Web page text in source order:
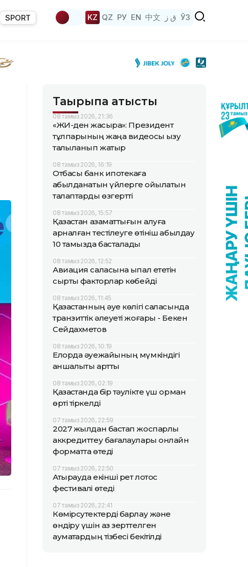
SPORT KZ QZ РУ EN 中文 ق ز ЎЗ
Тақырыпқа қатысты
08 тамыз 2026, 21:36
«ЖИ-ден жақсырақ»: Президент
тұлпарының жаңа видеосы қызу
талқыланып жатыр
08 тамыз 2026, 16:19
Отбасы банк ипотекаға
қабылданатын үйлерге қойылатын
талаптарды өзгертті
08 тамыз 2026, 15:57
Қазақстан азаматтығын алуға
арналған тестілеуге өтініш қабылдау
10 тамызда басталады
08 тамыз 2026, 12:52
Авиация саласына ықпал ететін
сыртқы факторлар көбейді
08 тамыз 2026, 11:45
Қазақстанның әуе көлігі саласында
транзиттік әлеуеті жоғары - Бекен
Сейдахметов
08 тамыз 2026, 10:19
Елорда әуежайының мүмкіндігі
қаншалықты артты
08 тамыз 2026, 02:19
Қазақстанда бір тәулікте үш орман
өрті тіркелді
07 тамыз 2026, 22:59
2027 жылдан бастап жоспарлы
аккредиттеу бағалаулары онлайн
форматта өтеді
07 тамыз 2026, 22:50
Атырауда екінші рет лотос
фестивалі өтеді
07 тамыз 2026, 22:41
Көмірсутектерді барлау және
өндіру үшін аз зерттелген
аумақтардың тізбесі бекітілді